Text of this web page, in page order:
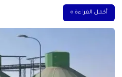
أكمل القراءة »